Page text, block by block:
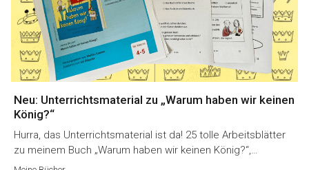
Neu: Unterrichtsmaterial zu „Warum haben wir keinen
König?“
Hurra, das Unterrichtsmaterial ist da! 25 tolle Arbeitsblätter
zu meinem Buch „Warum haben wir keinen König?“,…